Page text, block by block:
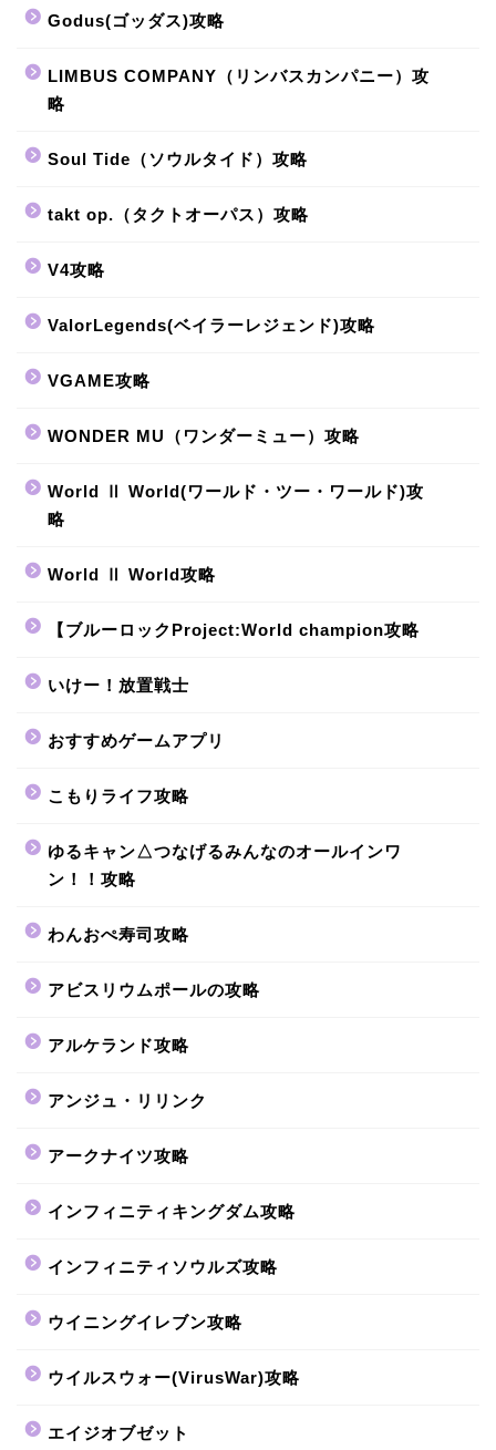
Godus(ゴッダス)攻略
LIMBUS COMPANY（リンバスカンパニー）攻
略
Soul Tide（ソウルタイド）攻略
takt op.（タクトオーパス）攻略
V4攻略
ValorLegends(ベイラーレジェンド)攻略
VGAME攻略
WONDER MU（ワンダーミュー）攻略
World Ⅱ World(ワールド・ツー・ワールド)攻
略
World Ⅱ World攻略
【ブルーロックProject:World champion攻略
いけー！放置戦士
おすすめゲームアプリ
こもりライフ攻略
ゆるキャン△つなげるみんなのオールインワ
ン！！攻略
わんおぺ寿司攻略
アビスリウムポールの攻略
アルケランド攻略
アンジュ・リリンク
アークナイツ攻略
インフィニティキングダム攻略
インフィニティソウルズ攻略
ウイニングイレブン攻略
ウイルスウォー(VirusWar)攻略
エイジオブゼット